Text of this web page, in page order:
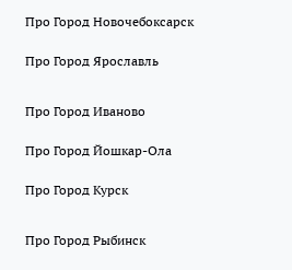
Про Город Новочебоксарск
Про Город Ярославль
Про Город Иваново
Про Город Йошкар-Ола
Про Город Курск
Про Город Рыбинск